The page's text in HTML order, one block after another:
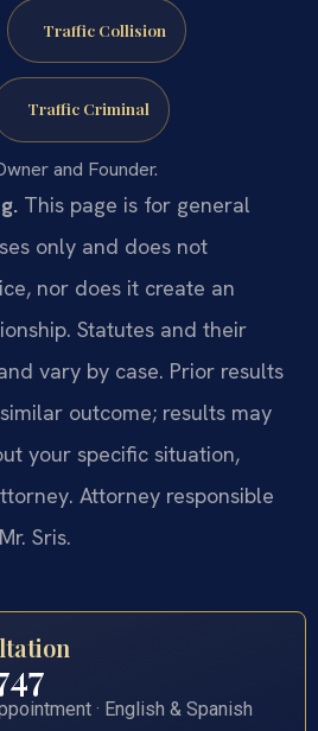
Traffic Collision
Traffic Criminal
and Founder.
This page is for general
only and does not
nor does it create an
Statutes and their
vary by case. Prior results
outcome; results may
your specific situation,
Attorney responsible
Sris.
· English & Spanish